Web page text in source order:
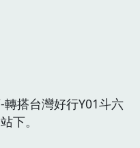
搭台灣好行Y01斗六
下。